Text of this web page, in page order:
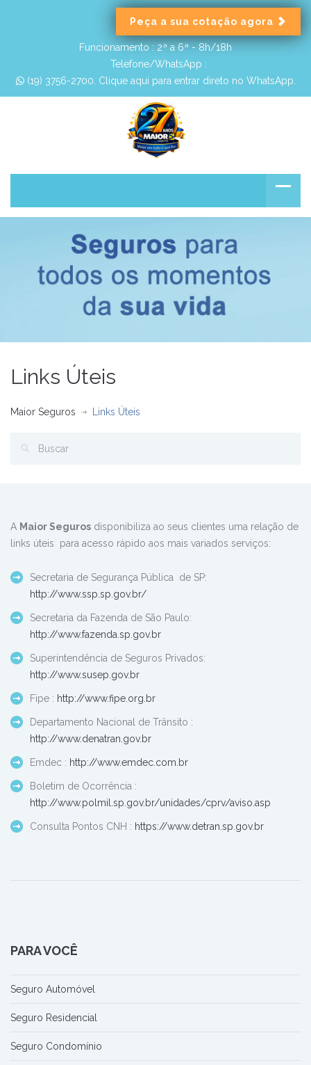
Peça a sua cotação agora
Funcionamento :2ª a 6ª - 8h/18h
Telefone/WhatsApp :
(19) 3756-2700. Clique aqui para entrar direto no WhatsApp.
Links Úteis
Maior Seguros Links Úteis
A Maior Seguros disponibiliza ao seus clientes uma relação de
links úteis para acesso rápido aos mais variados serviços:
Secretaria de Segurança Pública de SP:
http://www.ssp.sp.gov.br/
Secretaria da Fazenda de São Paulo:
http://www.fazenda.sp.gov.br
Superintendência de Seguros Privados:
http://www.susep.gov.br
Fipe : http://www.fipe.org.br
Departamento Nacional de Trânsito :
http://www.denatran.gov.br
Emdec : http://www.emdec.com.br
Boletim de Ocorrência :
http://www.polmil.sp.gov.br/unidades/cprv/aviso.asp
Consulta Pontos CNH : https://www.detran.sp.gov.br
PARA VOCÊ
Seguro Automóvel
Seguro Residencial
Seguro Condomínio